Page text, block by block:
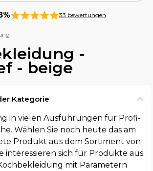
33 bewertungen
-
- beige
Kategorie
in vielen Ausführungen für Profi-
Wählen Sie noch heute das am
Produkt aus dem Sortiment von
interessieren sich für Produkte aus
mit Parametern